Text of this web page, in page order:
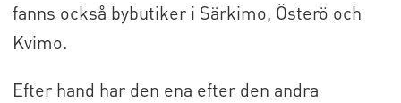
fanns också bybutiker i Särkimo, Österö och
Kvimo.
Efter hand har den ena efter den andra